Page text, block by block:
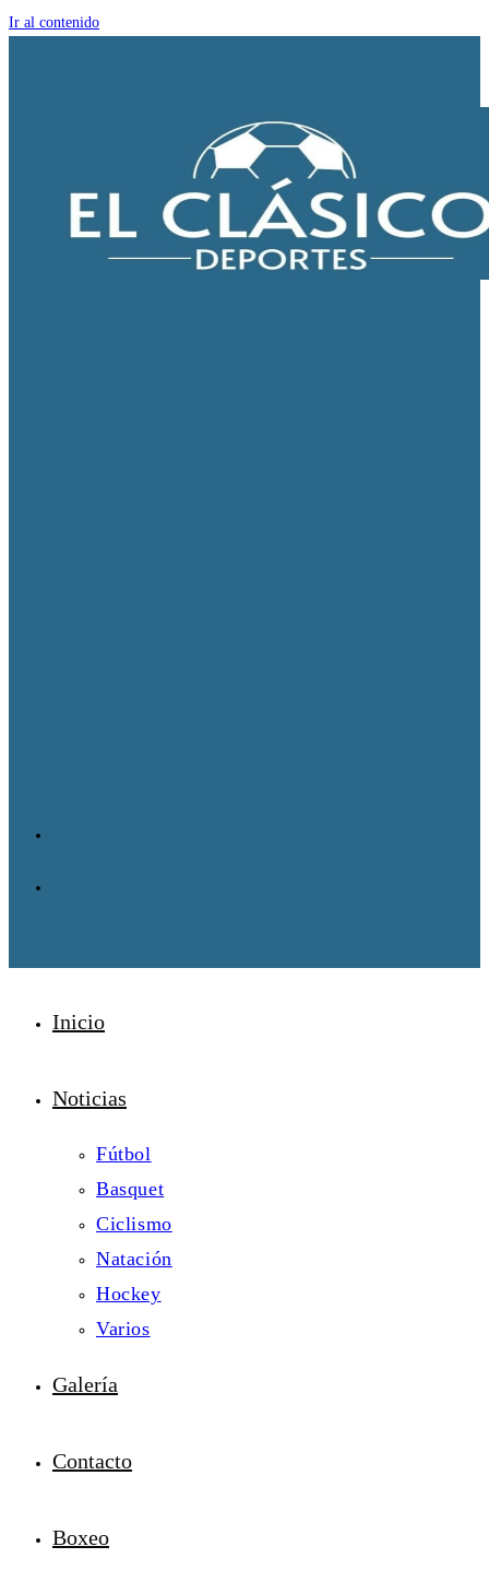
Ir al contenido
Inicio
Noticias
Fútbol
Basquet
Ciclismo
Natación
Hockey
Varios
Galería
Contacto
Boxeo